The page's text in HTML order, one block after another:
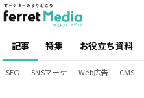
記事 特集 お役立ち資料
SEO SNSマーケ Web広告 CMS